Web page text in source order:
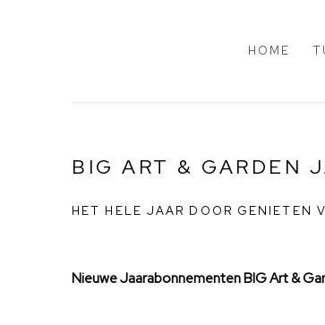
HOME
BIG ART & GARDEN
HET HELE JAAR DOOR GENIETEN
Nieuwe Jaarabonnementen BIG Art &